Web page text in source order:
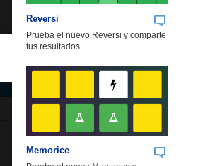
Reversi
Prueba el nuevo Reversi y comparte
tus resultados
Memorice